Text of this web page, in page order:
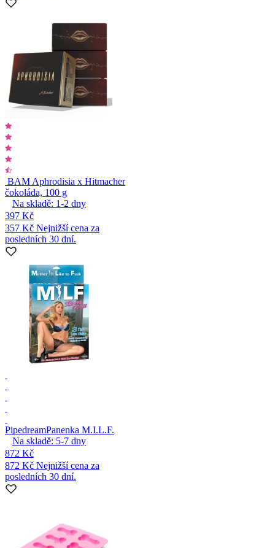
BAM Aphrodisia x Hitmacher
čokoláda, 100 g
Na skladě: 1-2 dny
397 Kč
357 Kč Nejnižší cena za
posledních 30 dní.
PipedreamPanenka M.I.L.F.
Na skladě: 5-7 dny
872 Kč
872 Kč Nejnižší cena za
posledních 30 dní.